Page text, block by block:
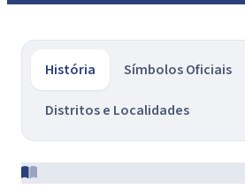
História Símbolos Oficiais
Distritos e Localidades
História do Município